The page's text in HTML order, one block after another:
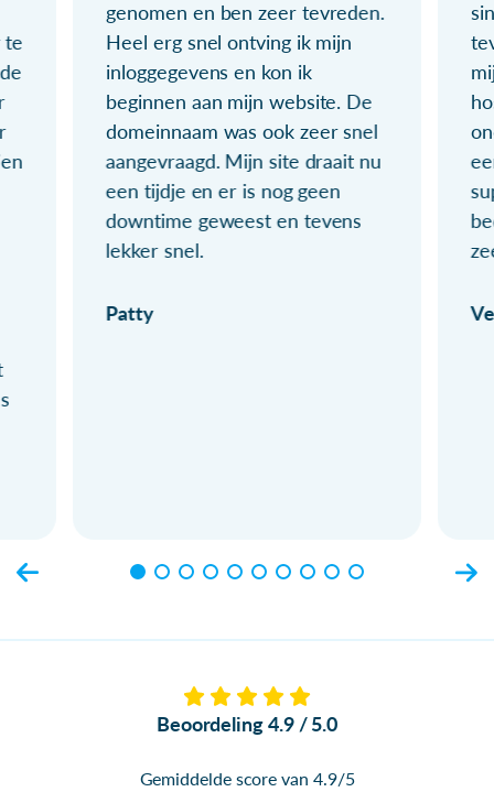
te
genomen en ben zeer tevreden.
Heel erg snel ontving ik mijn
inloggegevens en kon ik
beginnen aan mijn website. De
domeinnaam was ook zeer snel
aangevraagd. Mijn site draait nu
een tijdje en er is nog geen
downtime geweest en tevens
lekker snel.
Patty
Beoordeling 4.9 / 5.0
Gemiddelde score van 4.9/5